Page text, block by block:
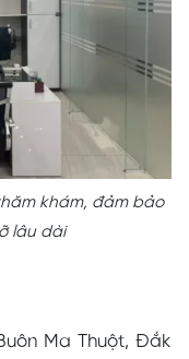
khám, đảm bảo
lâu dài
Ma Thuột, Đắk